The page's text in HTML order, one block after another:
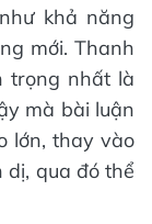
khả năng
mới. Thanh
trọng nhất là
mà bài luận
lớn, thay vào
dị, qua đó thể